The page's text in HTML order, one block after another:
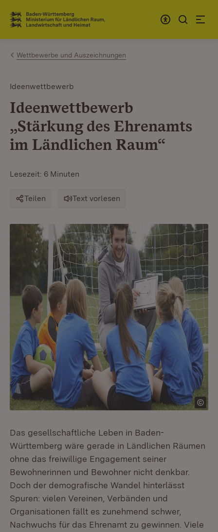
Zum Inhalt springen
Link zur Startseite
Wettbewerbe und Auszeichnungen
Ideenwettbewerb
Ideenwettbewerb
„Stärkung des Ehrenamts
im Ländlichen Raum“
Lesezeit: 6 Minuten
Teilen Text vorlesen
Das gesellschaftliche Leben in Baden-
Württemberg wäre gerade in Ländlichen Räumen
ohne das freiwillige Engagement seiner
Bewohnerinnen und Bewohner nicht denkbar.
Doch der demografische Wandel hinterlässt
Spuren: vielen Vereinen, Verbänden und
Organisationen fällt es zunehmend schwer,
Nachwuchs für das Ehrenamt zu gewinnen. Viele